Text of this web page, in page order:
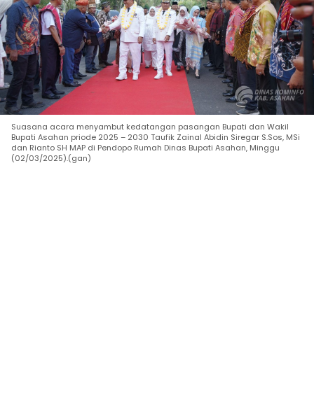
Suasana acara menyambut kedatangan pasangan Bupati dan Wakil
Bupati Asahan priode 2025 – 2030 Taufik Zainal Abidin Siregar S.Sos, MSi
dan Rianto SH MAP di Pendopo Rumah Dinas Bupati Asahan, Minggu
(02/03/2025).(gan)